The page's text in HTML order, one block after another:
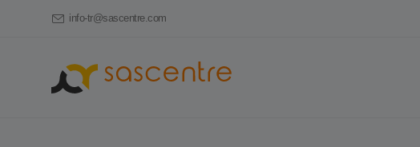
info-tr@sascentre.com